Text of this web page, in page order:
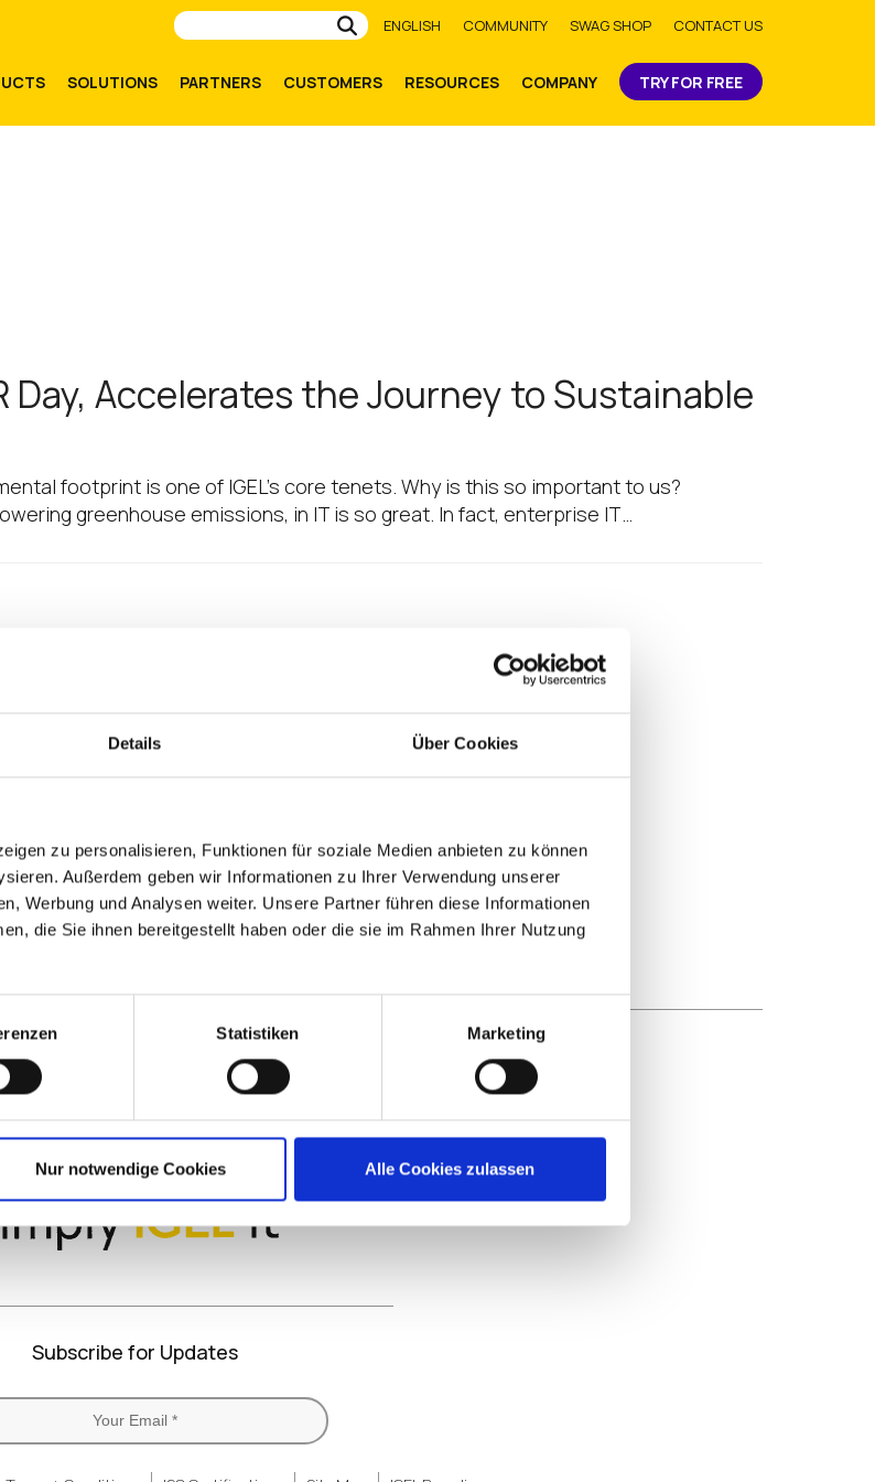
Details Über Cookies
zu personalisieren, Funktionen für soziale Medien anbieten zu können
Außerdem geben wir Informationen zu Ihrer Verwendung unserer
Werbung und Analysen weiter. Unsere Partner führen diese Informationen
die Sie ihnen bereitgestellt haben oder die sie im Rahmen Ihrer Nutzung
Statistiken Marketing
Nur notwendige Cookies Alle Cookies zulassen
Submit
ENGLISH COMMUNITY SWAG SHOP CONTACT US
SOLUTIONS PARTNERS CUSTOMERS RESOURCES COMPANY TRY FOR FREE
Day, Accelerates the Journey to Sustainable
footprint is one of IGEL’s core tenets. Why is this so important to us?
greenhouse emissions, in IT is so great. In fact, enterprise IT…
X
(formerly
Twitter)
FacebookRSS
Subscribe for Updates